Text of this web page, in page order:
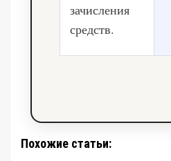
зачисления
средств.
Похожие статьи: